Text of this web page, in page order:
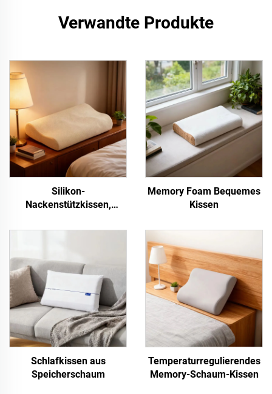
Verwandte Produkte
Silikon-
Nackenstützkissen,
Memory Foam Bequemes
Kissen
Schlafkissen aus
Speicherschaum
Temperaturregulierendes
Memory-Schaum-Kissen